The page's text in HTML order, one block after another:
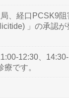
、経口PCSK9阻
」の承認が
12:30、14:30-
です。